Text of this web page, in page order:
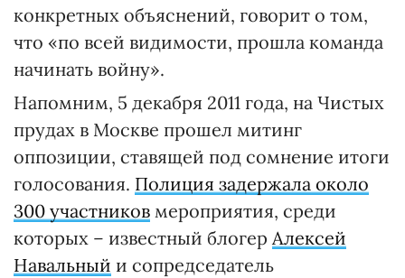
конкретных объяснений, говорит о том,
что «по всей видимости, прошла команда
начинать войну».
Напомним, 5 декабря 2011 года, на Чистых
прудах в Москве прошел митинг
оппозиции, ставящей под сомнение итоги
голосования. Полиция задержала около
300 участников мероприятия, среди
которых – известный блогер Алексей
Навальный и сопредседатель